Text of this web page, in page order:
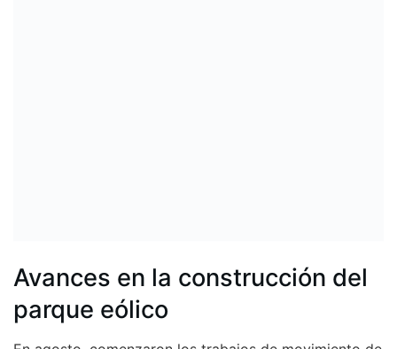
Avances en la construcción del
parque eólico